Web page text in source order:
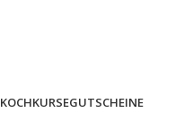
KOCHKURSEGUTSCHEINE